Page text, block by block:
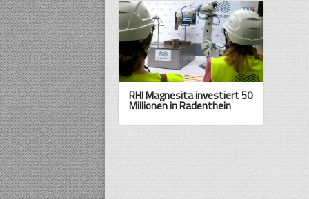
RHI Magnesita investiert 50
Millionen in Radenthein